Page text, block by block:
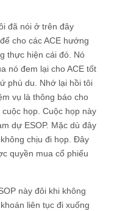
đã nói ở trên đây
cho các ACE hướng
thực hiện cái đó. Nó
nó đem lại cho ACE tốt
phù du. Nhớ lại hồi tôi
vụ là thông báo cho
họp. Cuộc họp này
dự ESOP. Mặc dù đây
chịu đi họp. Đây
quyền mua cổ phiếu
này đôi khi không
liên tục đi xuống